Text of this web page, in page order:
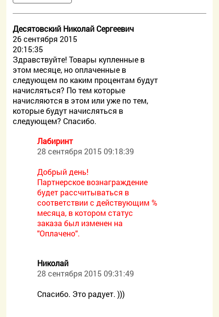
Десятовский Николай Сергеевич
26 сентября 2015
20:15:35
Здравствуйте! Товары купленные в
этом месяце, но оплаченные в
следующем по каким процентам будут
начисляться? По тем которые
начисляются в этом или уже по тем,
которые будут начисляться в
следующем? Спасибо.
Лабиринт
28 сентября 2015 09:18:39
Добрый день!
Партнерское вознаграждение
будет рассчитываться в
соответствии с действующим %
месяца, в котором статус
заказа был изменен на
"Оплачено".
Николай
28 сентября 2015 09:31:49
Спасибо. Это радует. )))